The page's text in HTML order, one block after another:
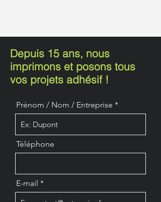
Depuis 15 ans, nous
imprimons et posons tous
vos projets adhésif !
Prénom / Nom / Entreprise
Téléphone
E-mail